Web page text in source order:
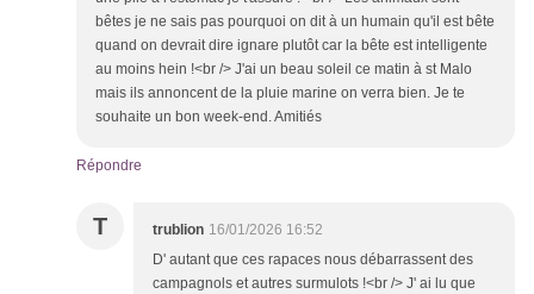
bêtes je ne sais pas pourquoi on dit à un humain qu'il est bête
quand on devrait dire ignare plutôt car la bête est intelligente
au moins hein !<br /> J'ai un beau soleil ce matin à st Malo
mais ils annoncent de la pluie marine on verra bien. Je te
souhaite un bon week-end. Amitiés
Répondre
T trublion 16/01/2026 16:52
D' autant que ces rapaces nous débarrassent des
campagnols et autres surmulots !<br /> J' ai lu que